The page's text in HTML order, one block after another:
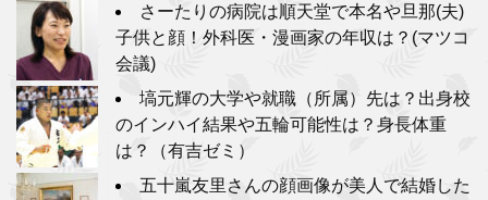
さーたりの病院は順天堂で本名や旦那(夫)
子供と顔！外科医・漫画家の年収は？(マツコ
会議)
塙元輝の大学や就職（所属）先は？出身校
のインハイ結果や五輪可能性は？身長体重
は？（有吉ゼミ）
五十嵐友里さんの顔画像が美人で結婚した